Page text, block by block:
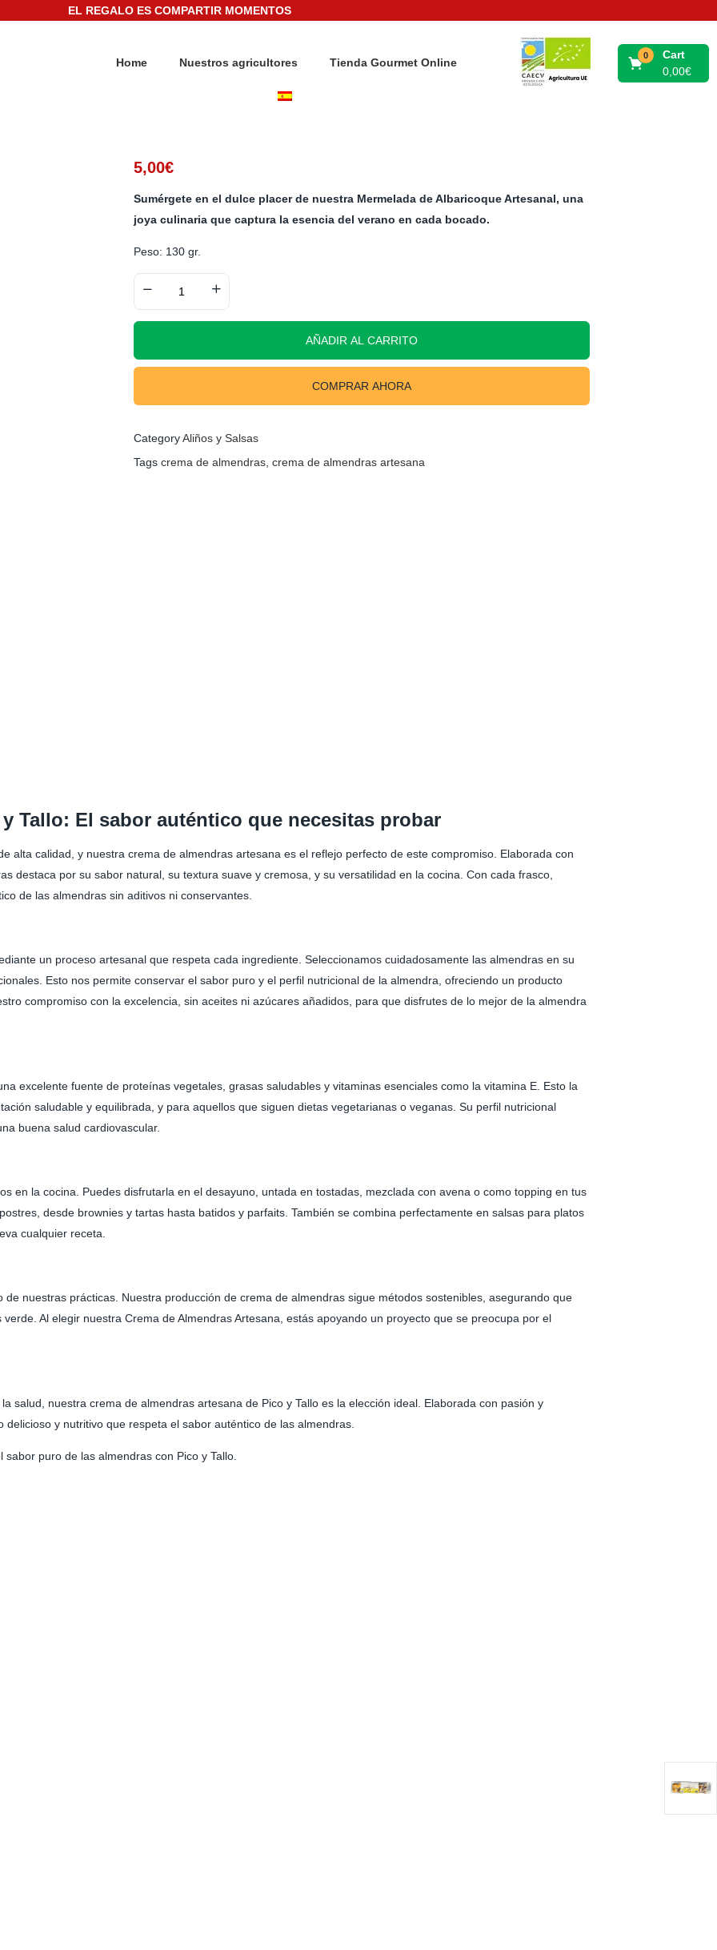
EL REGALO ES COMPARTIR MOMENTOS
Home Nuestros agricultores Tienda Gourmet Online
Cart
0
0,00€
5,00€
Sumérgete en el dulce placer de nuestra Mermelada de Albaricoque Artesanal, una
joya culinaria que captura la esencia del verano en cada bocado.
Peso: 130 gr.
AÑADIR AL CARRITO
COMPRAR AHORA
CategoryAliños y Salsas
Tags crema de almendras crema de almendras artesana
Tallo: El sabor auténtico que necesitas probar
alta calidad, y nuestra crema de almendras artesana es el reflejo perfecto de este compromiso. Elaborada con
destaca por su sabor natural, su textura suave y cremosa, y su versatilidad en la cocina. Con cada frasco,
de las almendras sin aditivos ni conservantes.
un proceso artesanal que respeta cada ingrediente. Seleccionamos cuidadosamente las almendras en su
Esto nos permite conservar el sabor puro y el perfil nutricional de la almendra, ofreciendo un producto
compromiso con la excelencia, sin aceites ni azúcares añadidos, para que disfrutes de lo mejor de la almendra
excelente fuente de proteínas vegetales, grasas saludables y vitaminas esenciales como la vitamina E. Esto la
saludable y equilibrada, y para aquellos que siguen dietas vegetarianas o veganas. Su perfil nutricional
buena salud cardiovascular.
en la cocina. Puedes disfrutarla en el desayuno, untada en tostadas, mezclada con avena o como topping en tus
desde brownies y tartas hasta batidos y parfaits. También se combina perfectamente en salsas para platos
cualquier receta.
nuestras prácticas. Nuestra producción de crema de almendras sigue métodos sostenibles, asegurando que
Al elegir nuestra Crema de Almendras Artesana, estás apoyando un proyecto que se preocupa por el
salud, nuestra crema de almendras artesana de Pico y Tallo es la elección ideal. Elaborada con pasión y
y nutritivo que respeta el sabor auténtico de las almendras.
puro de las almendras con Pico y Tallo.